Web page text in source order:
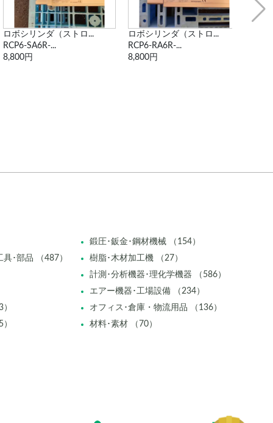
ロボシリンダ（ストロ...
RCP6-SA6R-...
8,800円
ロボシリンダ（ストロ...
RCP6-RA6R-...
8,800円
鍛圧･鈑金･鋼材機械 （154）
･部品 （487）
樹脂･木材加工機 （27）
計測･分析機器･理化学機器 （586）
エアー機器･工場設備 （234）
オフィス･倉庫・物流用品 （136）
材料･素材 （70）